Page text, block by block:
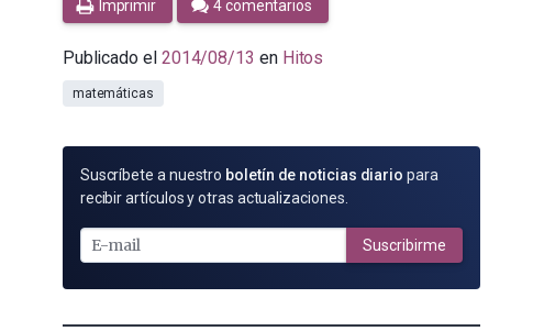
Imprimir 4 comentarios
Publicado el 2014/08/13 en Hitos
matemáticas
SUSCRÍBETE
POR
MAIL
Suscríbete a nuestro boletín de noticias diario para
recibir artículos y otras actualizaciones.
Suscribirme